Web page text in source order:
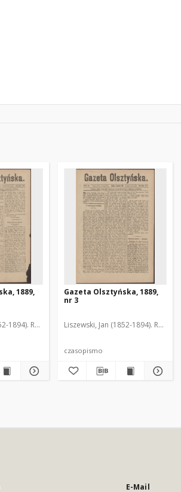
1889,
1894). Red.
Gazeta Olsztyńska, 1889,
nr 3
Liszewski, Jan (1852-1894). Red.
czasopismo
E-Mail